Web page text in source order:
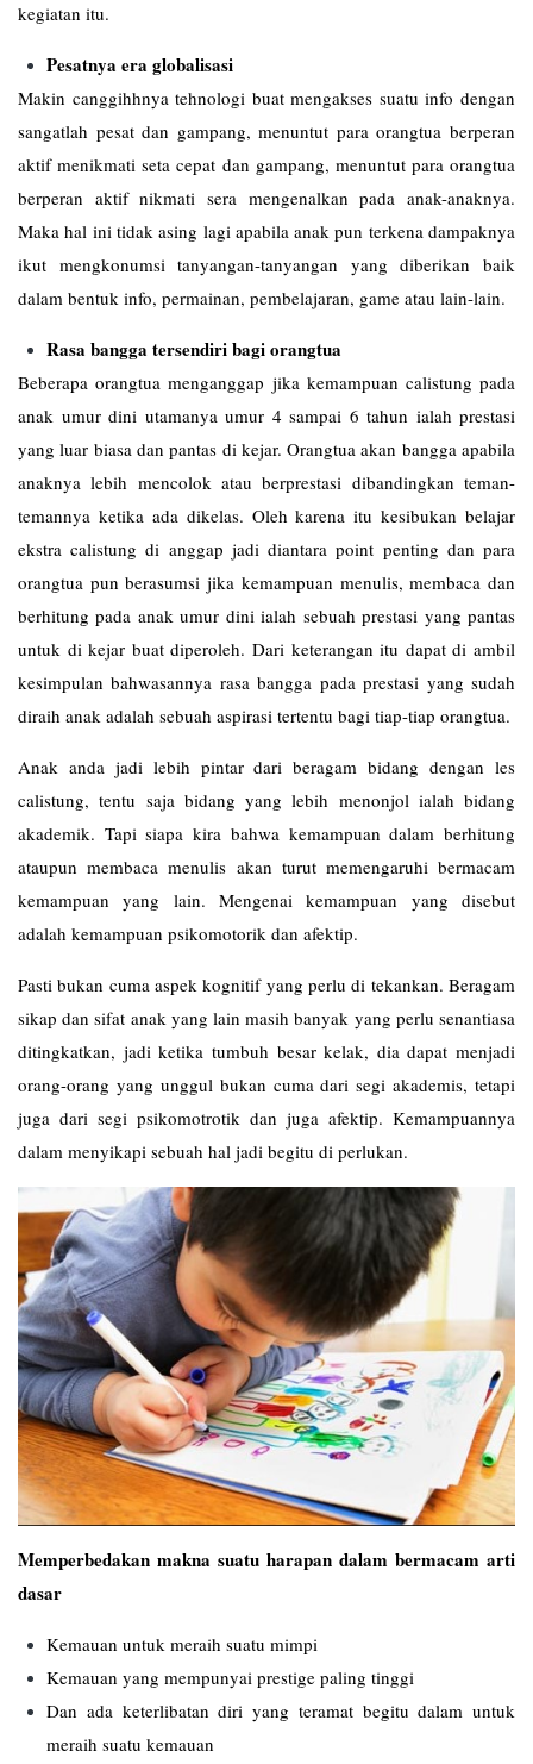
kegiatan itu.
Pesatnya era globalisasi
Makin canggihhnya tehnologi buat mengakses suatu info dengan
sangatlah pesat dan gampang, menuntut para orangtua berperan
aktif menikmati seta cepat dan gampang, menuntut para orangtua
berperan aktif nikmati sera mengenalkan pada anak-anaknya.
Maka hal ini tidak asing lagi apabila anak pun terkena dampaknya
ikut mengkonumsi tanyangan-tanyangan yang diberikan baik
dalam bentuk info, permainan, pembelajaran, game atau lain-lain.
Rasa bangga tersendiri bagi orangtua
Beberapa orangtua menganggap jika kemampuan calistung pada
anak umur dini utamanya umur 4 sampai 6 tahun ialah prestasi
yang luar biasa dan pantas di kejar. Orangtua akan bangga apabila
anaknya lebih mencolok atau berprestasi dibandingkan teman-
temannya ketika ada dikelas. Oleh karena itu kesibukan belajar
ekstra calistung di anggap jadi diantara point penting dan para
orangtua pun berasumsi jika kemampuan menulis, membaca dan
berhitung pada anak umur dini ialah sebuah prestasi yang pantas
untuk di kejar buat diperoleh. Dari keterangan itu dapat di ambil
kesimpulan bahwasannya rasa bangga pada prestasi yang sudah
diraih anak adalah sebuah aspirasi tertentu bagi tiap-tiap orangtua.
Anak anda jadi lebih pintar dari beragam bidang dengan les
calistung, tentu saja bidang yang lebih menonjol ialah bidang
akademik. Tapi siapa kira bahwa kemampuan dalam berhitung
ataupun membaca menulis akan turut memengaruhi bermacam
kemampuan yang lain. Mengenai kemampuan yang disebut
adalah kemampuan psikomotorik dan afektip.
Pasti bukan cuma aspek kognitif yang perlu di tekankan. Beragam
sikap dan sifat anak yang lain masih banyak yang perlu senantiasa
ditingkatkan, jadi ketika tumbuh besar kelak, dia dapat menjadi
orang-orang yang unggul bukan cuma dari segi akademis, tetapi
juga dari segi psikomotrotik dan juga afektip. Kemampuannya
dalam menyikapi sebuah hal jadi begitu di perlukan.
Memperbedakan makna suatu harapan dalam bermacam arti
dasar
Kemauan untuk meraih suatu mimpi
Kemauan yang mempunyai prestige paling tinggi
Dan ada keterlibatan diri yang teramat begitu dalam untuk
meraih suatu kemauan